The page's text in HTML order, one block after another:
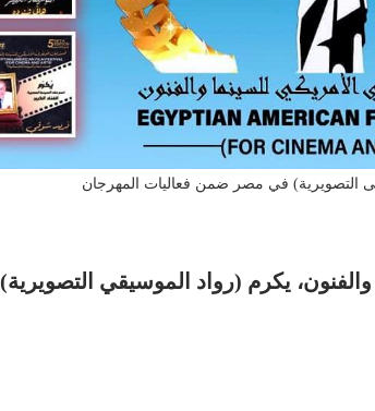
التصويرية) في مصر ضمن فعاليات المهرجان
يكرم (رواد الموسيقي التصويرية)
برائحة الأب الروحي